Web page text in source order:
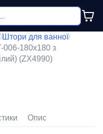
/ Штори для ванної/
006-180x180 з
(ZX4990)
Опис